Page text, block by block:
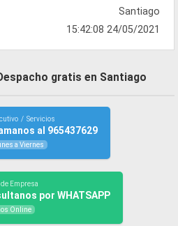
Santiago
15:42:08 24/05/2021
gratis en Santiago
/ Servicios
al 965437629
a Viernes
Empresa
por WHATSAPP
Online